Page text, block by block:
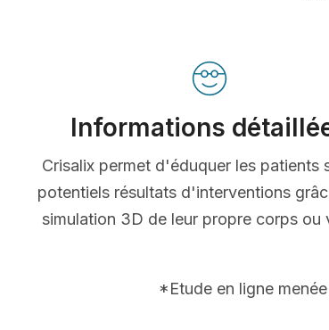
Informations
Crisalix permet d'éduquer les patients
potentiels résultats d'interventions
simulation 3D de leur propre corps ou
*Etude en ligne